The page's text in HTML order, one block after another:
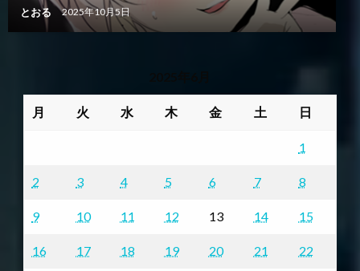
とおる 2025年10月5日
月 火 水 木 金 土 日
1
2 3 4 5 6 7 8
9 10 11 12 13 14 15
16 17 18 19 20 21 22